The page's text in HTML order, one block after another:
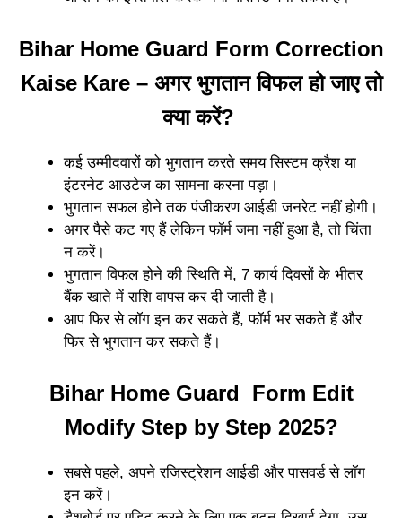
Bihar Home Guard Form Correction
Kaise Kare – अगर भुगतान विफल हो जाए तो
क्या करें?
कई उम्मीदवारों को भुगतान करते समय सिस्टम क्रैश या
इंटरनेट आउटेज का सामना करना पड़ा।
भुगतान सफल होने तक पंजीकरण आईडी जनरेट नहीं होगी।
अगर पैसे कट गए हैं लेकिन फॉर्म जमा नहीं हुआ है, तो चिंता
न करें।
भुगतान विफल होने की स्थिति में, 7 कार्य दिवसों के भीतर
बैंक खाते में राशि वापस कर दी जाती है।
आप फिर से लॉग इन कर सकते हैं, फॉर्म भर सकते हैं और
फिर से भुगतान कर सकते हैं।
Bihar Home Guard Form Edit
Modify Step by Step 2025?
सबसे पहले, अपने रजिस्ट्रेशन आईडी और पासवर्ड से लॉग
इन करें।